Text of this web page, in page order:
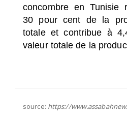
concombre en Tunisie
30 pour cent de la
totale et contribue à
valeur totale de la
source: https://